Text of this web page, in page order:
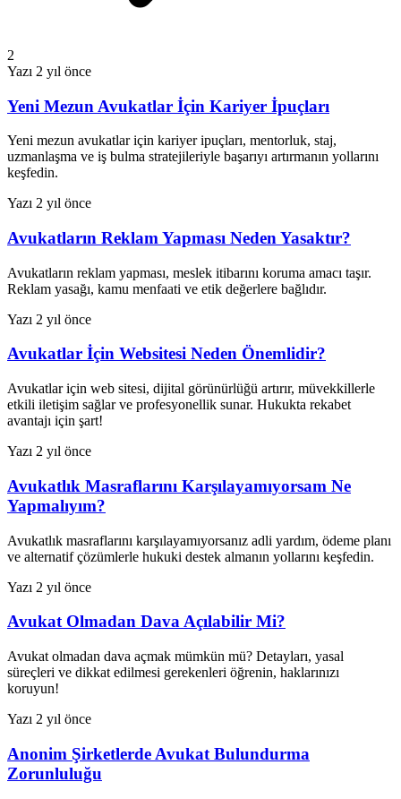
2
Yazı 2 yıl önce
Yeni Mezun Avukatlar İçin Kariyer İpuçları
Yeni mezun avukatlar için kariyer ipuçları, mentorluk, staj,
uzmanlaşma ve iş bulma stratejileriyle başarıyı artırmanın yollarını
keşfedin.
Yazı 2 yıl önce
Avukatların Reklam Yapması Neden Yasaktır?
Avukatların reklam yapması, meslek itibarını koruma amacı taşır.
Reklam yasağı, kamu menfaati ve etik değerlere bağlıdır.
Yazı 2 yıl önce
Avukatlar İçin Websitesi Neden Önemlidir?
Avukatlar için web sitesi, dijital görünürlüğü artırır, müvekkillerle
etkili iletişim sağlar ve profesyonellik sunar. Hukukta rekabet
avantajı için şart!
Yazı 2 yıl önce
Avukatlık Masraflarını Karşılayamıyorsam Ne
Yapmalıyım?
Avukatlık masraflarını karşılayamıyorsanız adli yardım, ödeme planı
ve alternatif çözümlerle hukuki destek almanın yollarını keşfedin.
Yazı 2 yıl önce
Avukat Olmadan Dava Açılabilir Mi?
Avukat olmadan dava açmak mümkün mü? Detayları, yasal
süreçleri ve dikkat edilmesi gerekenleri öğrenin, haklarınızı
koruyun!
Yazı 2 yıl önce
Anonim Şirketlerde Avukat Bulundurma
Zorunluluğu